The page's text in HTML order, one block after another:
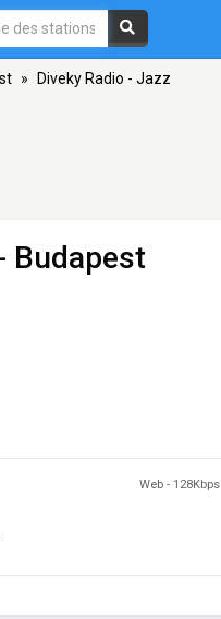
» Diveky Radio - Jazz
Budapest
Web - 128Kbps